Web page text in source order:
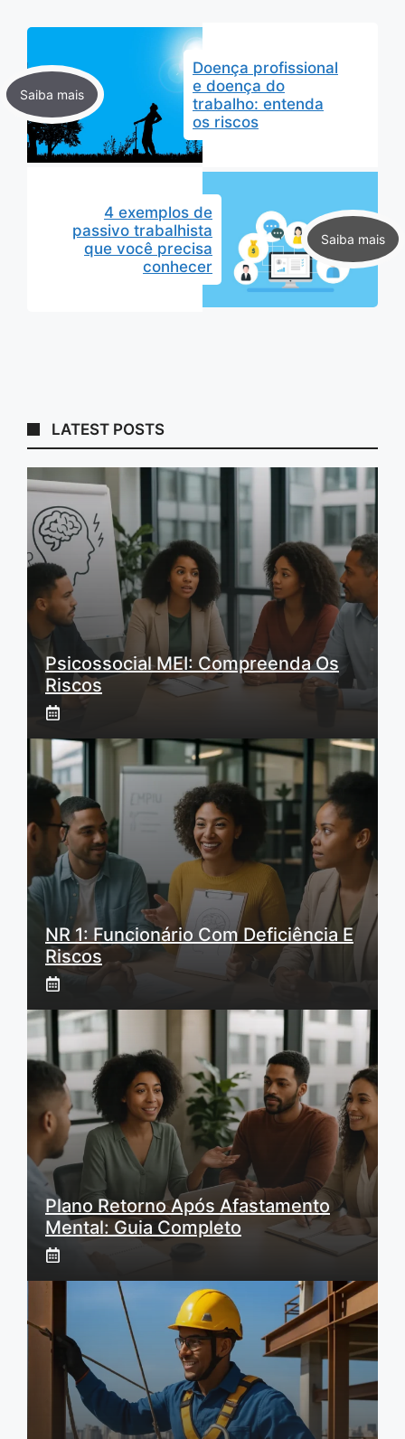
Doença profissional
e doença do
trabalho: entenda
os riscos
4 exemplos de
passivo trabalhista
que você precisa
conhecer
LATEST POSTS
Psicossocial MEI: Compreenda Os
Riscos
NR 1: Funcionário Com Deficiência E
Riscos
Plano Retorno Após Afastamento
Mental: Guia Completo